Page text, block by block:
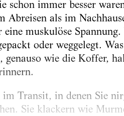
schon immer besser
Abreisen als im
muskulöse
oder weggelegt.
wie die Koffer,
Transit, in denen Sie
Sie klackern wie